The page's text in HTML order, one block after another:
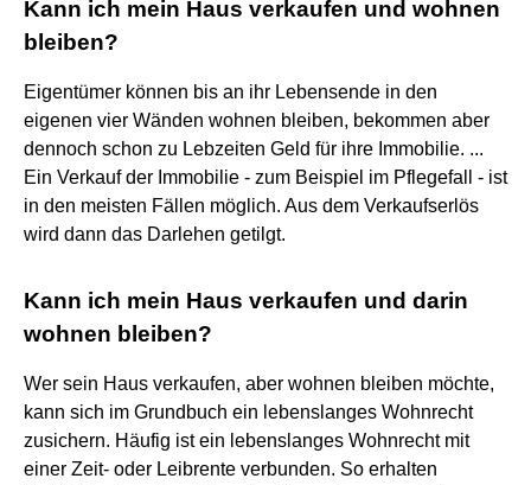
Kann ich mein Haus verkaufen und wohnen
bleiben?
Eigentümer können bis an ihr Lebensende in den
eigenen vier Wänden wohnen bleiben, bekommen aber
dennoch schon zu Lebzeiten Geld für ihre Immobilie. ...
Ein Verkauf der Immobilie - zum Beispiel im Pflegefall - ist
in den meisten Fällen möglich. Aus dem Verkaufserlös
wird dann das Darlehen getilgt.
Kann ich mein Haus verkaufen und darin
wohnen bleiben?
Wer sein Haus verkaufen, aber wohnen bleiben möchte,
kann sich im Grundbuch ein lebenslanges Wohnrecht
zusichern. Häufig ist ein lebenslanges Wohnrecht mit
einer Zeit- oder Leibrente verbunden. So erhalten